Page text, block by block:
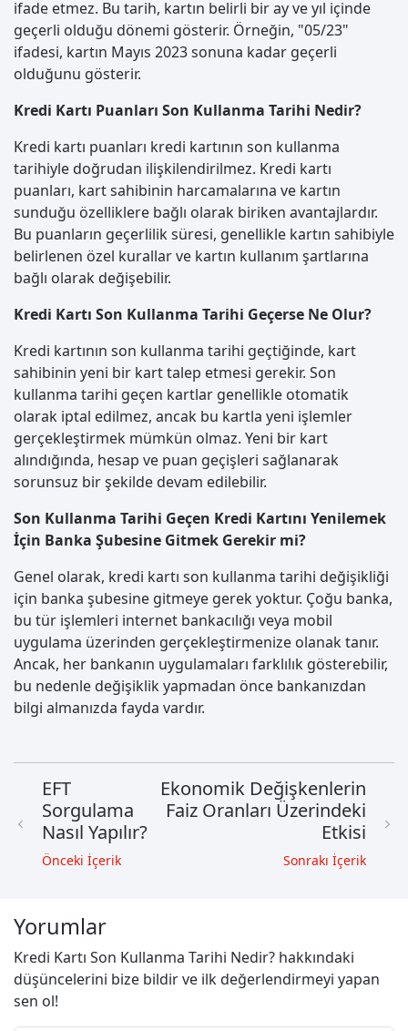
ifade etmez. Bu tarih, kartın belirli bir ay ve yıl içinde
geçerli olduğu dönemi gösterir. Örneğin, "05/23"
ifadesi, kartın Mayıs 2023 sonuna kadar geçerli
olduğunu gösterir.
Kredi Kartı Puanları Son Kullanma Tarihi Nedir?
Kredi kartı puanları kredi kartının son kullanma
tarihiyle doğrudan ilişkilendirilmez. Kredi kartı
puanları, kart sahibinin harcamalarına ve kartın
sunduğu özelliklere bağlı olarak biriken avantajlardır.
Bu puanların geçerlilik süresi, genellikle kartın sahibiyle
belirlenen özel kurallar ve kartın kullanım şartlarına
bağlı olarak değişebilir.
Kredi Kartı Son Kullanma Tarihi Geçerse Ne Olur?
Kredi kartının son kullanma tarihi geçtiğinde, kart
sahibinin yeni bir kart talep etmesi gerekir. Son
kullanma tarihi geçen kartlar genellikle otomatik
olarak iptal edilmez, ancak bu kartla yeni işlemler
gerçekleştirmek mümkün olmaz. Yeni bir kart
alındığında, hesap ve puan geçişleri sağlanarak
sorunsuz bir şekilde devam edilebilir.
Son Kullanma Tarihi Geçen Kredi Kartını Yenilemek
İçin Banka Şubesine Gitmek Gerekir mi?
Genel olarak, kredi kartı son kullanma tarihi değişikliği
için banka şubesine gitmeye gerek yoktur. Çoğu banka,
bu tür işlemleri internet bankacılığı veya mobil
uygulama üzerinden gerçekleştirmenize olanak tanır.
Ancak, her bankanın uygulamaları farklılık gösterebilir,
bu nedenle değişiklik yapmadan önce bankanızdan
bilgi almanızda fayda vardır.
EFT
Sorgulama
Nasıl Yapılır?
Önceki İçerik
Ekonomik Değişkenlerin
Faiz Oranları Üzerindeki
Etkisi
Sonrakı İçerik
Yorumlar
Kredi Kartı Son Kullanma Tarihi Nedir? hakkındaki
düşüncelerini bize bildir ve ilk değerlendirmeyi yapan
sen ol!